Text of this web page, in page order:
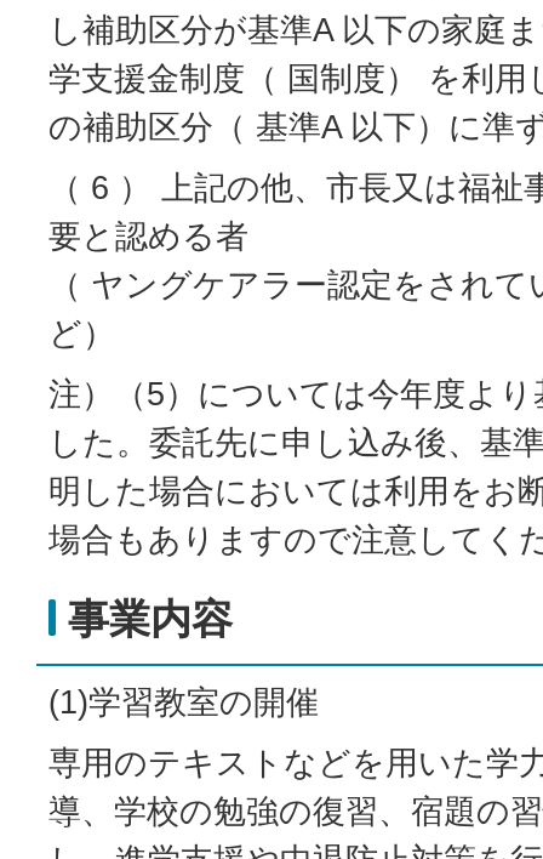
し補助区分が基準A 以下の家庭
学支援金制度（ 国制度） を利
の補助区分（ 基準A 以下）に準
（ 6 ） 上記の他、市長又は福
要と認める者
（ ヤングケアラー認定をされ
ど）
注）（5）については今年度よ
した。委託先に申し込み後、基
明した場合においては利用をお
場合もありますので注意してく
事業内容
(1)学習教室の開催
専用のテキストなどを用いた学
導、学校の勉強の復習、宿題の